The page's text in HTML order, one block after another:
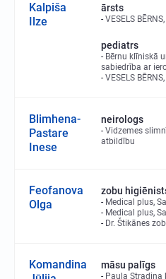
Kalpiša
Ilze
ārsts
VESELS
pediatrs
Bērnu klīniskā
sabiedrība ar
VESELS
Blimhena-
Pastare
Inese
neirologs
Vidzemes
atbildību
Feofanova
Olga
zobu
Medical plus,
Medical plus,
Dr. Štikānes
Komandina
māsu palīgs
Paula Stradiņa